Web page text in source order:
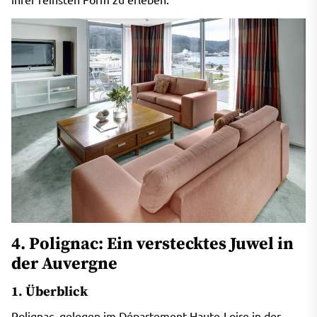
4. Polignac: Ein verstecktes Juwel in
der Auvergne
1. Überblick